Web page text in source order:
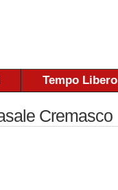
Tempo Libero
Cremasco